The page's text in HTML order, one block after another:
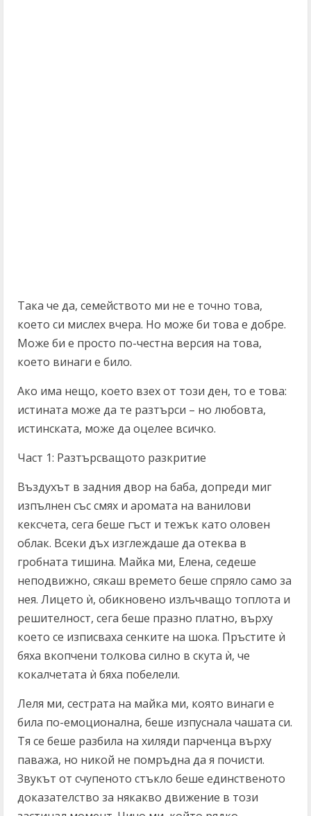
Така че да, семейството ми не е точно това,
което си мислех вчера. Но може би това е добре.
Може би е просто по-честна версия на това,
което винаги е било.
Ако има нещо, което взех от този ден, то е това:
истината може да те разтърси – но любовта,
истинската, може да оцелее всичко.
Част 1: Разтърсващото разкритие
Въздухът в задния двор на баба, допреди миг
изпълнен със смях и аромата на ванилови
кексчета, сега беше гъст и тежък като оловен
облак. Всеки дъх изглеждаше да отеква в
гробната тишина. Майка ми, Елена, седеше
неподвижно, сякаш времето беше спряло само за
нея. Лицето ѝ, обикновено излъчващо топлота и
решителност, сега беше празно платно, върху
което се изписваха сенките на шока. Пръстите ѝ
бяха вкопчени толкова силно в скута ѝ, че
кокалчетата ѝ бяха побелели.
Леля ми, сестрата на майка ми, която винаги е
била по-емоционална, беше изпуснала чашата си.
Тя се беше разбила на хиляди парченца върху
паважа, но никой не помръдна да я почисти.
Звукът от счупеното стъкло беше единственото
доказателство за някакво движение в този